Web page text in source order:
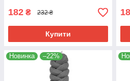
182 ₴ 232 ₴
Купити
Новинка –22%